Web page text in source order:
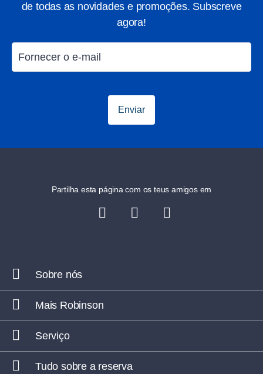
de todas as novidades e promoções. Subscreve
agora!
Enviar
Partilha esta página com os teus amigos em
Sobre nós
Mais Robinson
Serviço
Tudo sobre a reserva